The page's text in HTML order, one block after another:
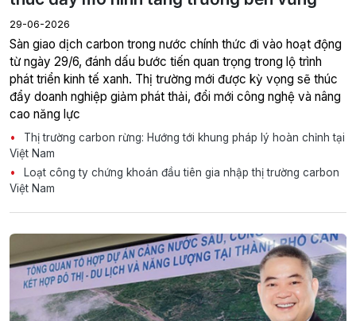
29-06-2026
Sàn giao dịch carbon trong nước chính thức đi vào hoạt động
từ ngày 29/6, đánh dấu bước tiến quan trọng trong lộ trình
phát triển kinh tế xanh. Thị trường mới được kỳ vọng sẽ thúc
đẩy doanh nghiệp giảm phát thải, đổi mới công nghệ và nâng
cao năng lực
Thị trường carbon rừng: Hướng tới khung pháp lý hoàn chỉnh tại
Việt Nam
Loạt công ty chứng khoán đầu tiên gia nhập thị trường carbon
Việt Nam